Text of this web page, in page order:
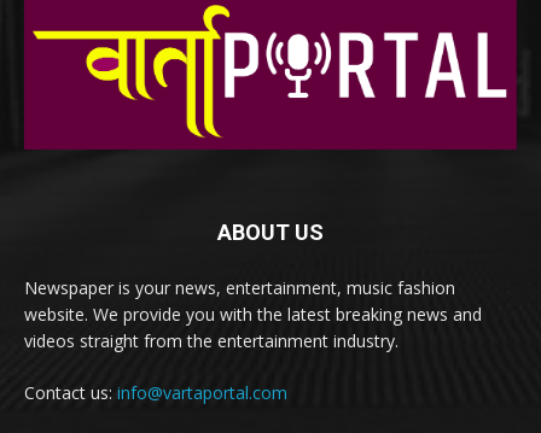
ABOUT US
Newspaper is your news, entertainment, music fashion
website. We provide you with the latest breaking news and
videos straight from the entertainment industry.
Contact us: info@vartaportal.com